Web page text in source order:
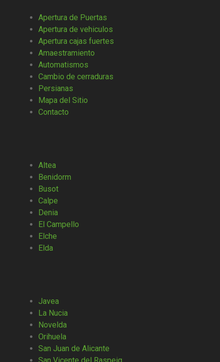
Apertura de Puertas
Apertura de vehiculos
Apertura cajas fuertes
Amaestramiento
Automatismos
Cambio de cerraduras
Persianas
Mapa del Sitio
Contacto
Altea
Benidorm
Busot
Calpe
Denia
El Campello
Elche
Elda
Javea
La Nucia
Novelda
Orihuela
San Juan de Alicante